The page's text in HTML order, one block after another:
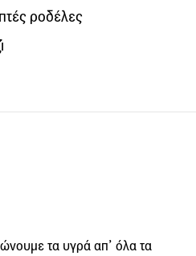
ροδέλες
τα υγρά απ’ όλα τα